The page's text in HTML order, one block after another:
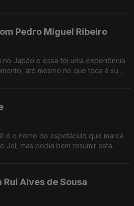
Pedro Miguel Ribeiro
no Japão e essa foi uma experiência
até mesmo no que toca à sua
é o nome do espetáculo que marca
Jel, mas podia bem resumir esta
Alves de Sousa